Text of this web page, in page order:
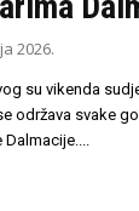
2026.
su vikenda
održava svake